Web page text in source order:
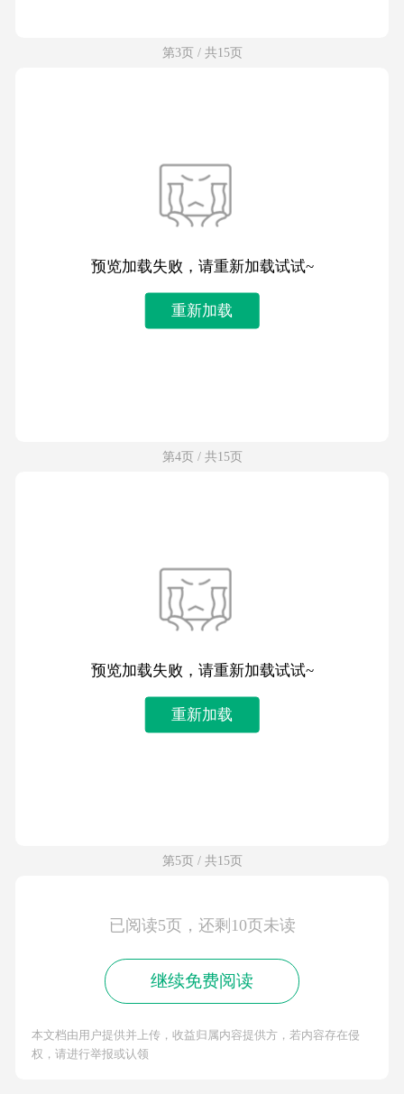
第3页 / 共15页
预览加载失败，请重新加载试试~
重新加载
第4页 / 共15页
预览加载失败，请重新加载试试~
重新加载
第5页 / 共15页
已阅读5页，还剩10页未读
继续免费阅读
本文档由用户提供并上传，收益归属内容提供方，若内容存在侵
权，请进行举报或认领